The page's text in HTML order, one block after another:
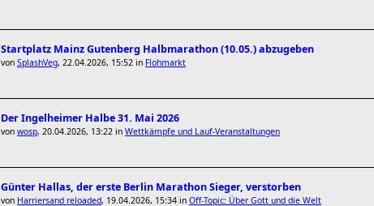
Startplatz Mainz Gutenberg Halbmarathon (10.05.) abzugeben
von SplashVeg, 22.04.2026, 15:52 in Flohmarkt
Der Ingelheimer Halbe 31. Mai 2026
von wosp, 20.04.2026, 13:22 in Wettkämpfe und Lauf-Veranstaltungen
Günter Hallas, der erste Berlin Marathon Sieger, verstorben
von Harriersand reloaded, 19.04.2026, 15:34 in Off-Topic: Über Gott und die Welt